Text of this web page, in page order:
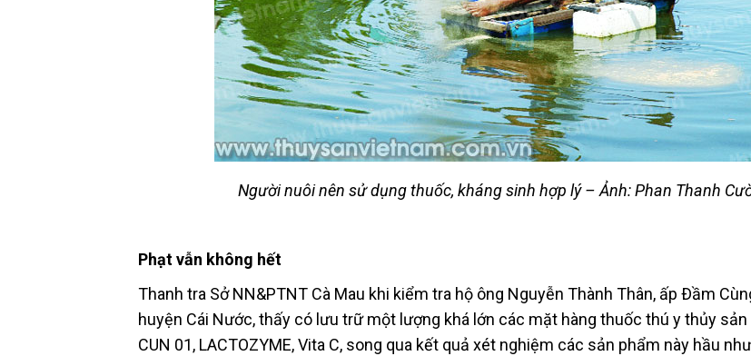
Người nuôi nên sử dụng thuốc, kháng sinh hợp lý – Ảnh: Phan Thanh
Phạt vẫn không hết
Thanh tra Sở NN&PTNT Cà Mau khi kiểm tra hộ ông Nguyễn Thành Thân, ấp Ðầm
huyện Cái Nước, thấy có lưu trữ một lượng khá lớn các mặt hàng thuốc thú y thủy sản
CUN 01, LACTOZYME, Vita C, song qua kết quả xét nghiệm các sản phẩm này hầu